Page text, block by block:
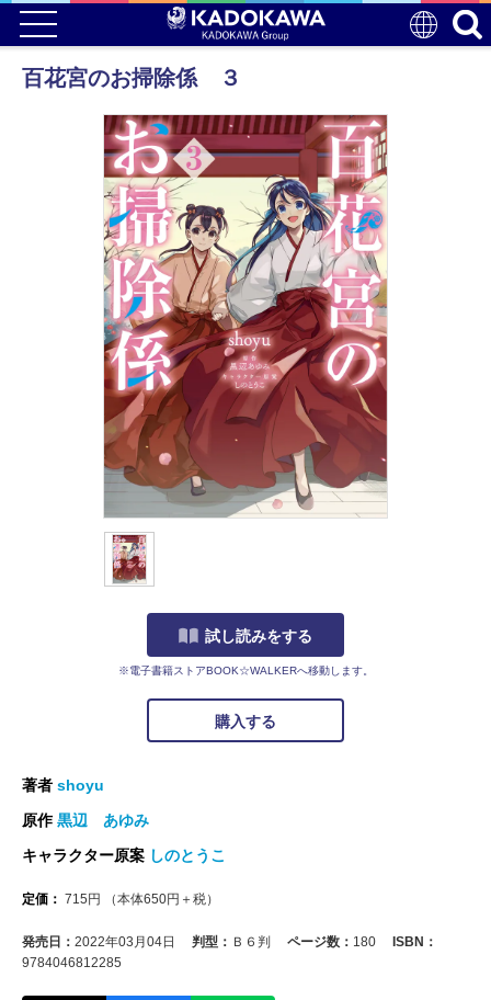
百花宮のお掃除係 ３
試し読みをする
※電子書籍ストアBOOK☆WALKERへ移動します。
購入する
著者 shoyu
原作黒辺 あゆみ
キャラクター原案 しのとうこ
定価： 715 円 （本体650円＋税）
発売日： 2022年03月04日 判型： Ｂ６判 ページ数： 180
ISBN：
9784046812285